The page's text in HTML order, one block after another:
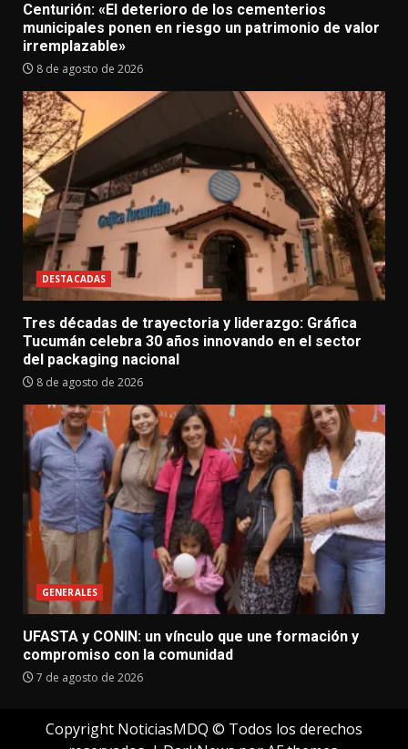
Centurión: «El deterioro de los cementerios
municipales ponen en riesgo un patrimonio de valor
irremplazable»
8 de agosto de 2026
DESTACADAS
Tres décadas de trayectoria y liderazgo: Gráfica
Tucumán celebra 30 años innovando en el sector
del packaging nacional
8 de agosto de 2026
GENERALES
UFASTA y CONIN: un vínculo que une formación y
compromiso con la comunidad
7 de agosto de 2026
Copyright NoticiasMDQ © Todos los derechos